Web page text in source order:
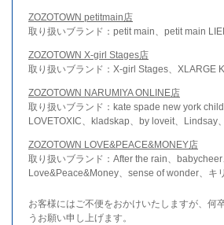
ZOZOTOWN petitmain店
取り扱いブランド：petit main、petit main
ZOZOTOWN X-girl Stages店
取り扱いブランド：X-girl Stages、XLARGE
ZOZOTOWN NARUMIYA ONLINE店
取り扱いブランド：kate spade new york
LOVETOXIC、kladskap、by loveit、Lindsay
ZOZOTOWN LOVE&PEACE&MONEY店
取り扱いブランド：After the rain、babycheer
Love&Peace&Money、sense of wonder、キ
お客様にはご不便をおかけいたしますが、何
うお願い申し上げます。